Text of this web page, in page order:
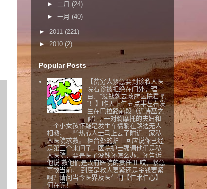
► 二月 (24)
► 一月 (40)
► 2011 (221)
► 2010 (2)
Popular Posts
【贫穷人紧急要到诊私人医
院看诊被拒绝在门外，理
由：”没钱就去政府医院看吧
“！】昨天下午五点半左右发
生在巴拉路前段（近诗巫之
窗）, 一对骑摩托的夫妇和
一个小女孩怀疑是发生车祸躺在路边无人
相救，一些热心人士马上去了附近一家私
人医院求救。 柜台处的护士回应说你已经
是第三个来问了。医院护士强调他们是私
人医院，要是医了没钱还怎么办，还告诉
他说”救他们是政府医院的责任“!! 哎，紧急
事故当前， 到底是救人要紧还是金钱要紧
啊？请问当今医界及医生们【仁术仁心】
何在呢！